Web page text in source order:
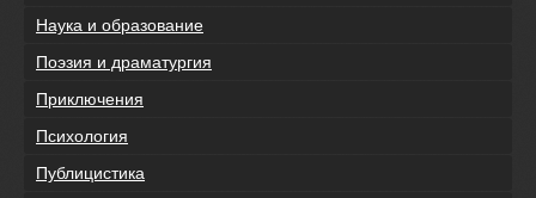
Наука и образование
Поэзия и драматургия
Приключения
Психология
Публицистика